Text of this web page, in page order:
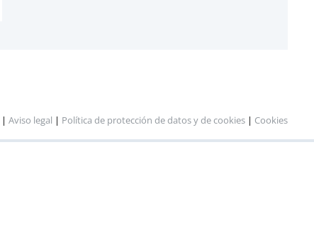
| Aviso legal | Política de protección de datos y de cookies | Cookies